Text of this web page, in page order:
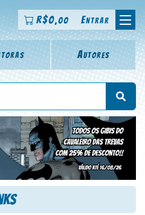
R$0,00 Entrar
Autores
personagem, série, escritor,